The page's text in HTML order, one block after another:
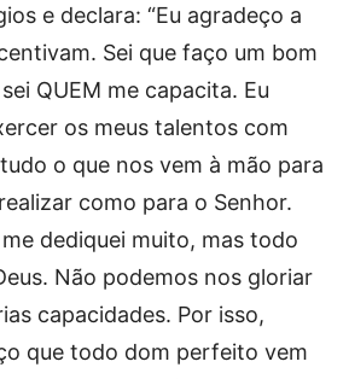
e declara: “Eu agradeço a
Sei que faço um bom
QUEM me capacita. Eu
os meus talentos com
o que nos vem à mão para
como para o Senhor.
dediquei muito, mas todo
Não podemos nos gloriar
capacidades. Por isso,
que todo dom perfeito vem